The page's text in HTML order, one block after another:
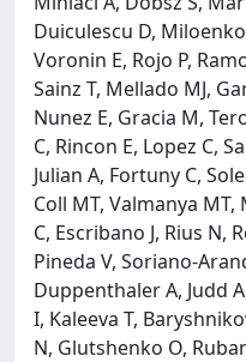
Duiculescu D,
Voronin E, Rojo P,
Sainz T, Mellado MJ,
Nunez E, Gracia M,
C, Rincon E, Lopez C,
Julian A, Fortuny C,
Coll MT, Valmanya
C, Escribano J, Rius N,
Pineda V, Soriano-
Duppenthaler A, Judd
I, Kaleeva T,
N, Glutshenko O,